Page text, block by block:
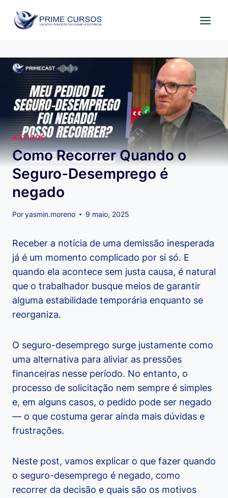
para
ARTIGOS
Como Recorrer Quando o
Seguro-Desemprego é
negado
Poryasmin.moreno 9 maio, 2025
Receber a notícia de uma demissão inesperada
já é um momento complicado por si só. E
quando ela acontece sem justa causa, é natural
que o trabalhador busque meios de garantir
alguma estabilidade temporária enquanto se
reorganiza.
O seguro-desemprego surge justamente como
uma alternativa para aliviar as pressões
financeiras nesse período. No entanto, o
processo de solicitação nem sempre é simples
e, em alguns casos, o pedido pode ser negado
— o que costuma gerar ainda mais dúvidas e
frustrações.
Neste post, vamos explicar o que fazer quando
o seguro-desemprego é negado, como
recorrer da decisão e quais são os motivos